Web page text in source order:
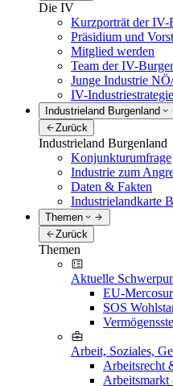
Die IV
Kurzporträt der IV-
Präsidium und
Mitglied werden
Team der IV-
Junge Industrie
IV-Industriestrategie
Industrieland Burgenland
Zurück
Industrieland Burgenland
Konjunkturumfrage
Industrie zum
Daten & Fakten
Industrielandkarte
Themen
Zurück
Themen
Aktuelle
EU-
SOS
Arbeit, Soziales,
Arbeitsrecht